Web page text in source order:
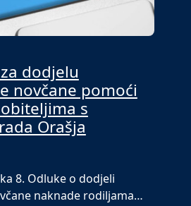
dodjelu
novčane pomoći
s
Orašja
8. Odluke o dodjeli
naknade rodiljama…